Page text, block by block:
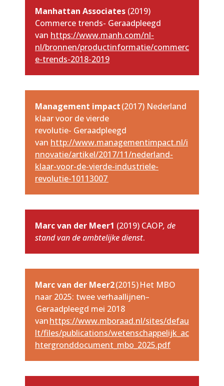
Manhattan Associates (2019)
Commerce trends- Geraadpleegd
van https://www.manh.com/nl-
nl/bronnen/productinformatie/commerc
e-trends-2018-2019
Management impact(2017) Nederland
klaar voor de vierde
revolutie- Geraadpleegd
van http://www.managementimpact.nl/i
nnovatie/artikel/2017/11/nederland-
klaar-voor-de-vierde-industriele-
revolutie-10113007
Marc van der Meer1 (2019) CAOP, de
stand van de ambtelijke dienst.
Marc van der Meer2(2015) Het MBO
naar 2025: twee verhaallijnen–
Geraadpleegd mei 2018
vanhttps://www.mboraad.nl/sites/defau
lt/files/publications/wetenschappelijk_ac
htergronddocument_mbo_2025.pdf